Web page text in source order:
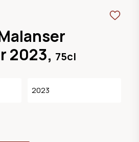
2023, 75cl
2023